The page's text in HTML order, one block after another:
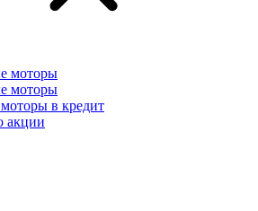
моторы
моторы
в кредит
акции